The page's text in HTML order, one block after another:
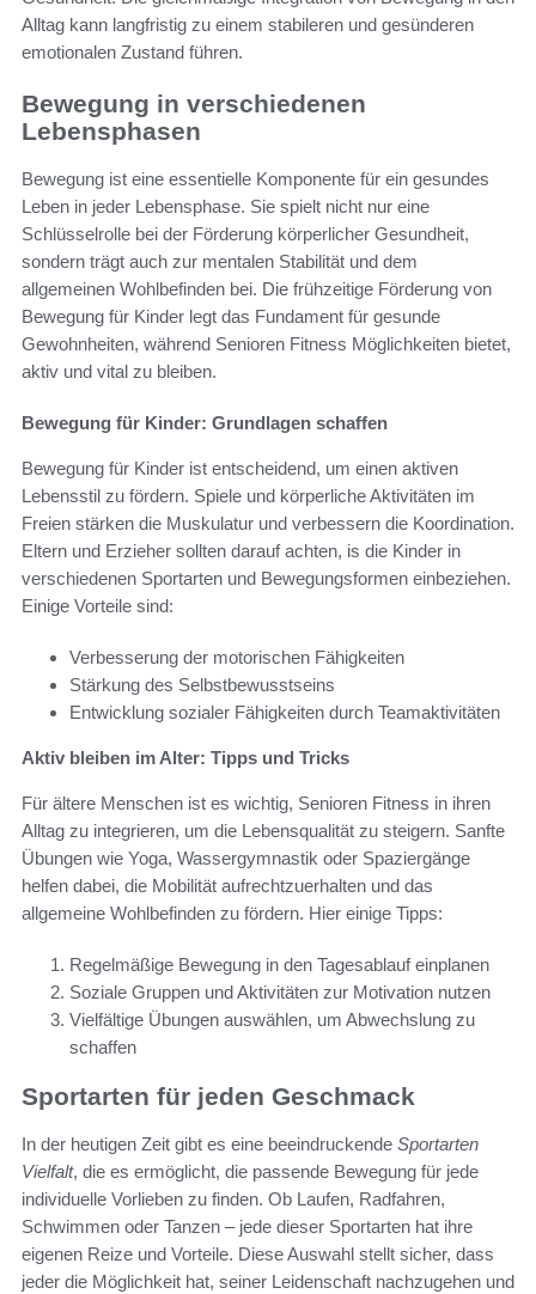
Alltag kann langfristig zu einem stabileren und gesünderen
emotionalen Zustand führen.
Bewegung in verschiedenen
Lebensphasen
Bewegung ist eine essentielle Komponente für ein gesundes
Leben in jeder Lebensphase. Sie spielt nicht nur eine
Schlüsselrolle bei der Förderung körperlicher Gesundheit,
sondern trägt auch zur mentalen Stabilität und dem
allgemeinen Wohlbefinden bei. Die frühzeitige Förderung von
Bewegung für Kinder legt das Fundament für gesunde
Gewohnheiten, während Senioren Fitness Möglichkeiten bietet,
aktiv und vital zu bleiben.
Bewegung für Kinder: Grundlagen schaffen
Bewegung für Kinder ist entscheidend, um einen aktiven
Lebensstil zu fördern. Spiele und körperliche Aktivitäten im
Freien stärken die Muskulatur und verbessern die Koordination.
Eltern und Erzieher sollten darauf achten, is die Kinder in
verschiedenen Sportarten und Bewegungsformen einbeziehen.
Einige Vorteile sind:
Verbesserung der motorischen Fähigkeiten
Stärkung des Selbstbewusstseins
Entwicklung sozialer Fähigkeiten durch Teamaktivitäten
Aktiv bleiben im Alter: Tipps und Tricks
Für ältere Menschen ist es wichtig, Senioren Fitness in ihren
Alltag zu integrieren, um die Lebensqualität zu steigern. Sanfte
Übungen wie Yoga, Wassergymnastik oder Spaziergänge
helfen dabei, die Mobilität aufrechtzuerhalten und das
allgemeine Wohlbefinden zu fördern. Hier einige Tipps:
Regelmäßige Bewegung in den Tagesablauf einplanen
Soziale Gruppen und Aktivitäten zur Motivation nutzen
Vielfältige Übungen auswählen, um Abwechslung zu
schaffen
Sportarten für jeden Geschmack
In der heutigen Zeit gibt es eine beeindruckende Sportarten
Vielfalt, die es ermöglicht, die passende Bewegung für jede
individuelle Vorlieben zu finden. Ob Laufen, Radfahren,
Schwimmen oder Tanzen – jede dieser Sportarten hat ihre
eigenen Reize und Vorteile. Diese Auswahl stellt sicher, dass
jeder die Möglichkeit hat, seiner Leidenschaft nachzugehen und